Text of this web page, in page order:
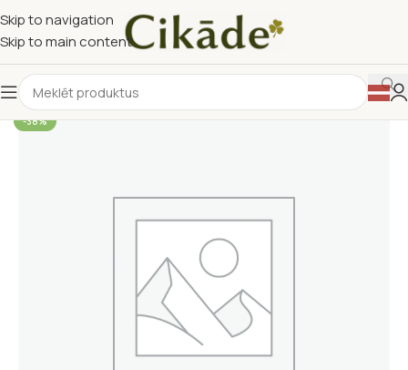
Skip to navigation
Skip to main content
-38%